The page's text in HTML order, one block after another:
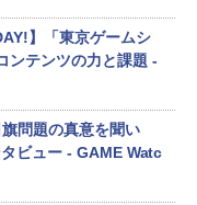
】「東京ゲームシ
ンテンツの力と課題 -
問題の真意を聞い
ビュー - GAME Watc